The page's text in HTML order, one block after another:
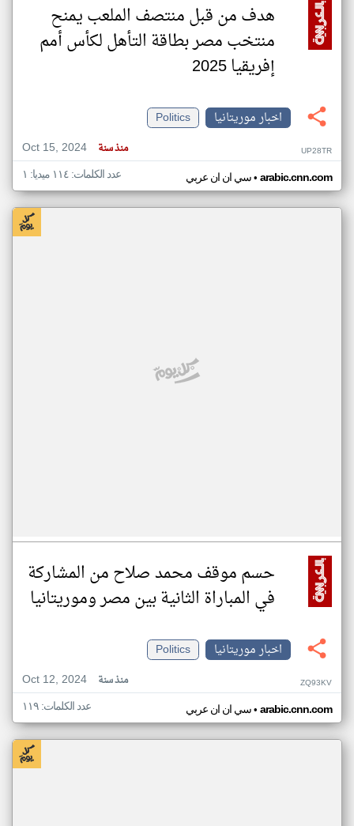
هدف من قبل منتصف الملعب يمنح
منتخب مصر بطاقة التأهل لكأس أمم
إفريقيا 2025
اخبار موريتانيا
Politics
Oct 15, 2024
منذ سنة UP28TR
سي ان ان عربي• arabic.cnn.com عدد الكلمات: ١١٤ ميديا: ١
حسم موقف محمد صلاح من المشاركة
في المباراة الثانية بين مصر وموريتانيا
اخبار موريتانيا
Politics
Oct 12, 2024
منذ سنة ZQ93KV
سي ان ان عربي• arabic.cnn.com عدد الكلمات: ١١٩